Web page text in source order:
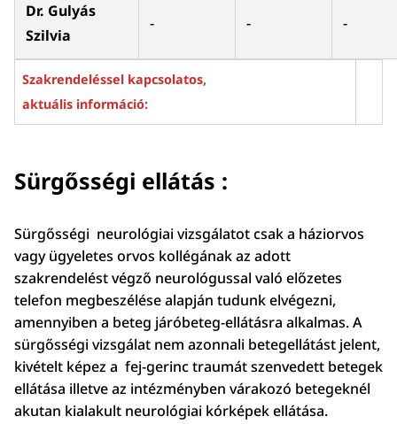
Dr. Gulyás
Szilvia
- - -
Szakrendeléssel kapcsolatos,
aktuális információ:
Sürgősségi ellátás :
Sürgősségi neurológiai vizsgálatot csak a háziorvos
vagy ügyeletes orvos kollégának az adott
szakrendelést végző neurológussal való előzetes
telefon megbeszélése alapján tudunk elvégezni,
amennyiben a beteg járóbeteg-ellátásra alkalmas. A
sürgősségi vizsgálat nem azonnali betegellátást jelent,
kivételt képez a fej-gerinc traumát szenvedett betegek
ellátása illetve az intézményben várakozó betegeknél
akutan kialakult neurológiai kórképek ellátása.